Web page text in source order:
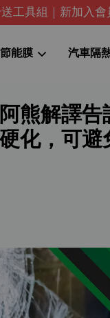
工具組｜新加入
能膜 汽車隔
熊解譯告
化，可避
您的購物車